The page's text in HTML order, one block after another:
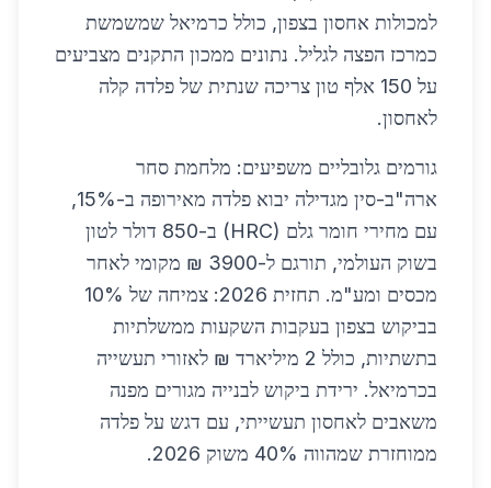
למכולות אחסון בצפון, כולל כרמיאל שמשמשת
כמרכז הפצה לגליל. נתונים ממכון התקנים מצביעים
על 150 אלף טון צריכה שנתית של פלדה קלה
לאחסון.
גורמים גלובליים משפיעים: מלחמת סחר
ארה"ב-סין מגדילה יבוא פלדה מאירופה ב-15%,
עם מחירי חומר גלם (HRC) ב-850 דולר לטון
בשוק העולמי, תורגם ל-3900 ₪ מקומי לאחר
מכסים ומע"מ. תחזית 2026: צמיחה של 10%
בביקוש בצפון בעקבות השקעות ממשלתיות
בתשתיות, כולל 2 מיליארד ₪ לאזורי תעשייה
בכרמיאל. ירידת ביקוש לבנייה מגורים מפנה
משאבים לאחסון תעשייתי, עם דגש על פלדה
ממוחזרת שמהווה 40% משוק 2026.